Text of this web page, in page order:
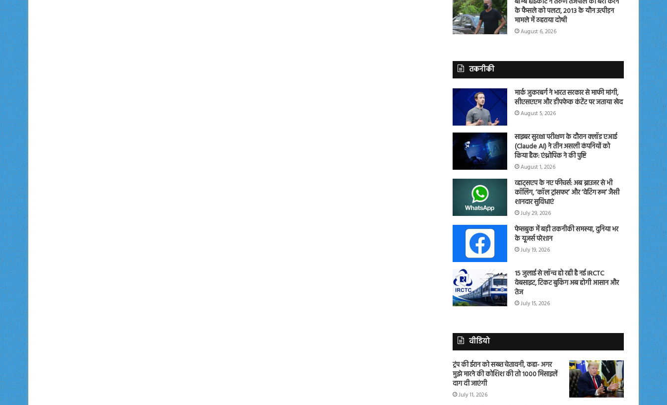
के फैसले को पलटा, 2013 के यौन उत्पीड़न
मामले में ठहराया दोषी
August 6, 2026
तकनीकी
मार्क जुकरबर्ग ने भारत सरकार से माफी मांगी,
सीएसएएम और डीपफेक कंटेंट पर जताया खेद
August 5, 2026
साइबर सुरक्षा परीक्षण के दौरान क्लॉड एआई
(Claude AI) ने तीन असली कंपनियों को
किया हैक: एंथ्रोपिक ने की पुष्टि
August 1, 2026
व्हाट्सएप के नए फीचर्स: अब ब्राउजर से भी
कॉलिंग, ‘कॉल ट्रांसफर’ और ‘वेटिंग रूम’ जैसी
शानदार सुविधाएं
July 29, 2026
फेसबुक में बड़ी तकनीकी समस्या, दुनिया भर
के यूजर्स परेशान
July 19, 2026
15 जुलाई से लॉन्च हो रही है नई IRCTC
वेबसाइट, टिकट बुकिंग अब होगी आसान और
तेज
July 15, 2026
वीडियो
ट्रंप की ईरान को सख्त चेतावनी, कहा- अगर
मुझे मारने की कोशिश की तो 1000 मिसाइलें
दाग दी जाएंगी
July 11, 2026